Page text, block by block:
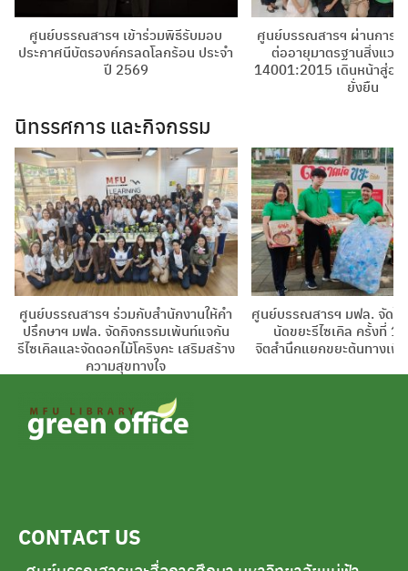
ศูนย์บรรณสารฯ เข้าร่วมพิธีรับมอบ
ประกาศนีบัตรองค์กรลดโลกร้อน ประจำ
ปี 2569
ศูนย์บรรณสารฯ ผ่านการต
ต่ออายุมาตรฐานสิ่งแวด
14001:2015 เดินหน้าสู่อง
ยั่งยืน
นิทรรศการ และกิจกรรม
ศูนย์บรรณสารฯ ร่วมกับสำนักงานให้คำ
ปรึกษาฯ มฟล. จัดกิจกรรมเพ้นท์แจกัน
รีไซเคิลและจัดดอกไม้โคริงกะ เสริมสร้าง
ความสุขทางใจ
ศูนย์บรรณสารฯ มฟล. จัดโ
นัดขยะรีไซเคิล ครั้งที่
จิตสำนึกแยกขยะต้นทางเพื่
CONTACT US